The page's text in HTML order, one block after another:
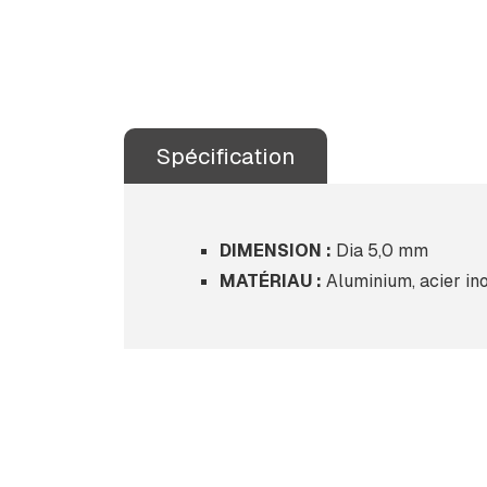
Spécification
DIMENSION : Dia 5,0 mm
MATÉRIAU : Aluminium, acier